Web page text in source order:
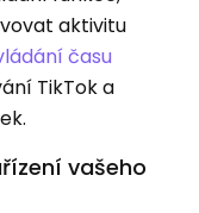
aktivitu
času
TikTok a
vašeho